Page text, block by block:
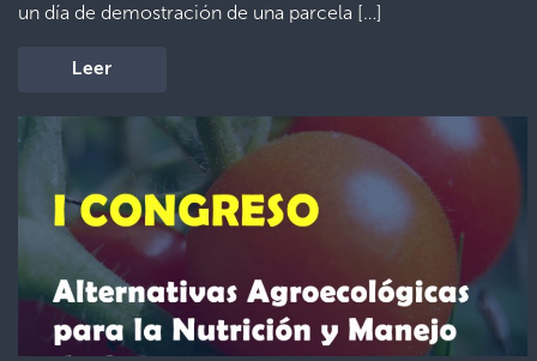
un día de demostración de una parcela […]
Leer